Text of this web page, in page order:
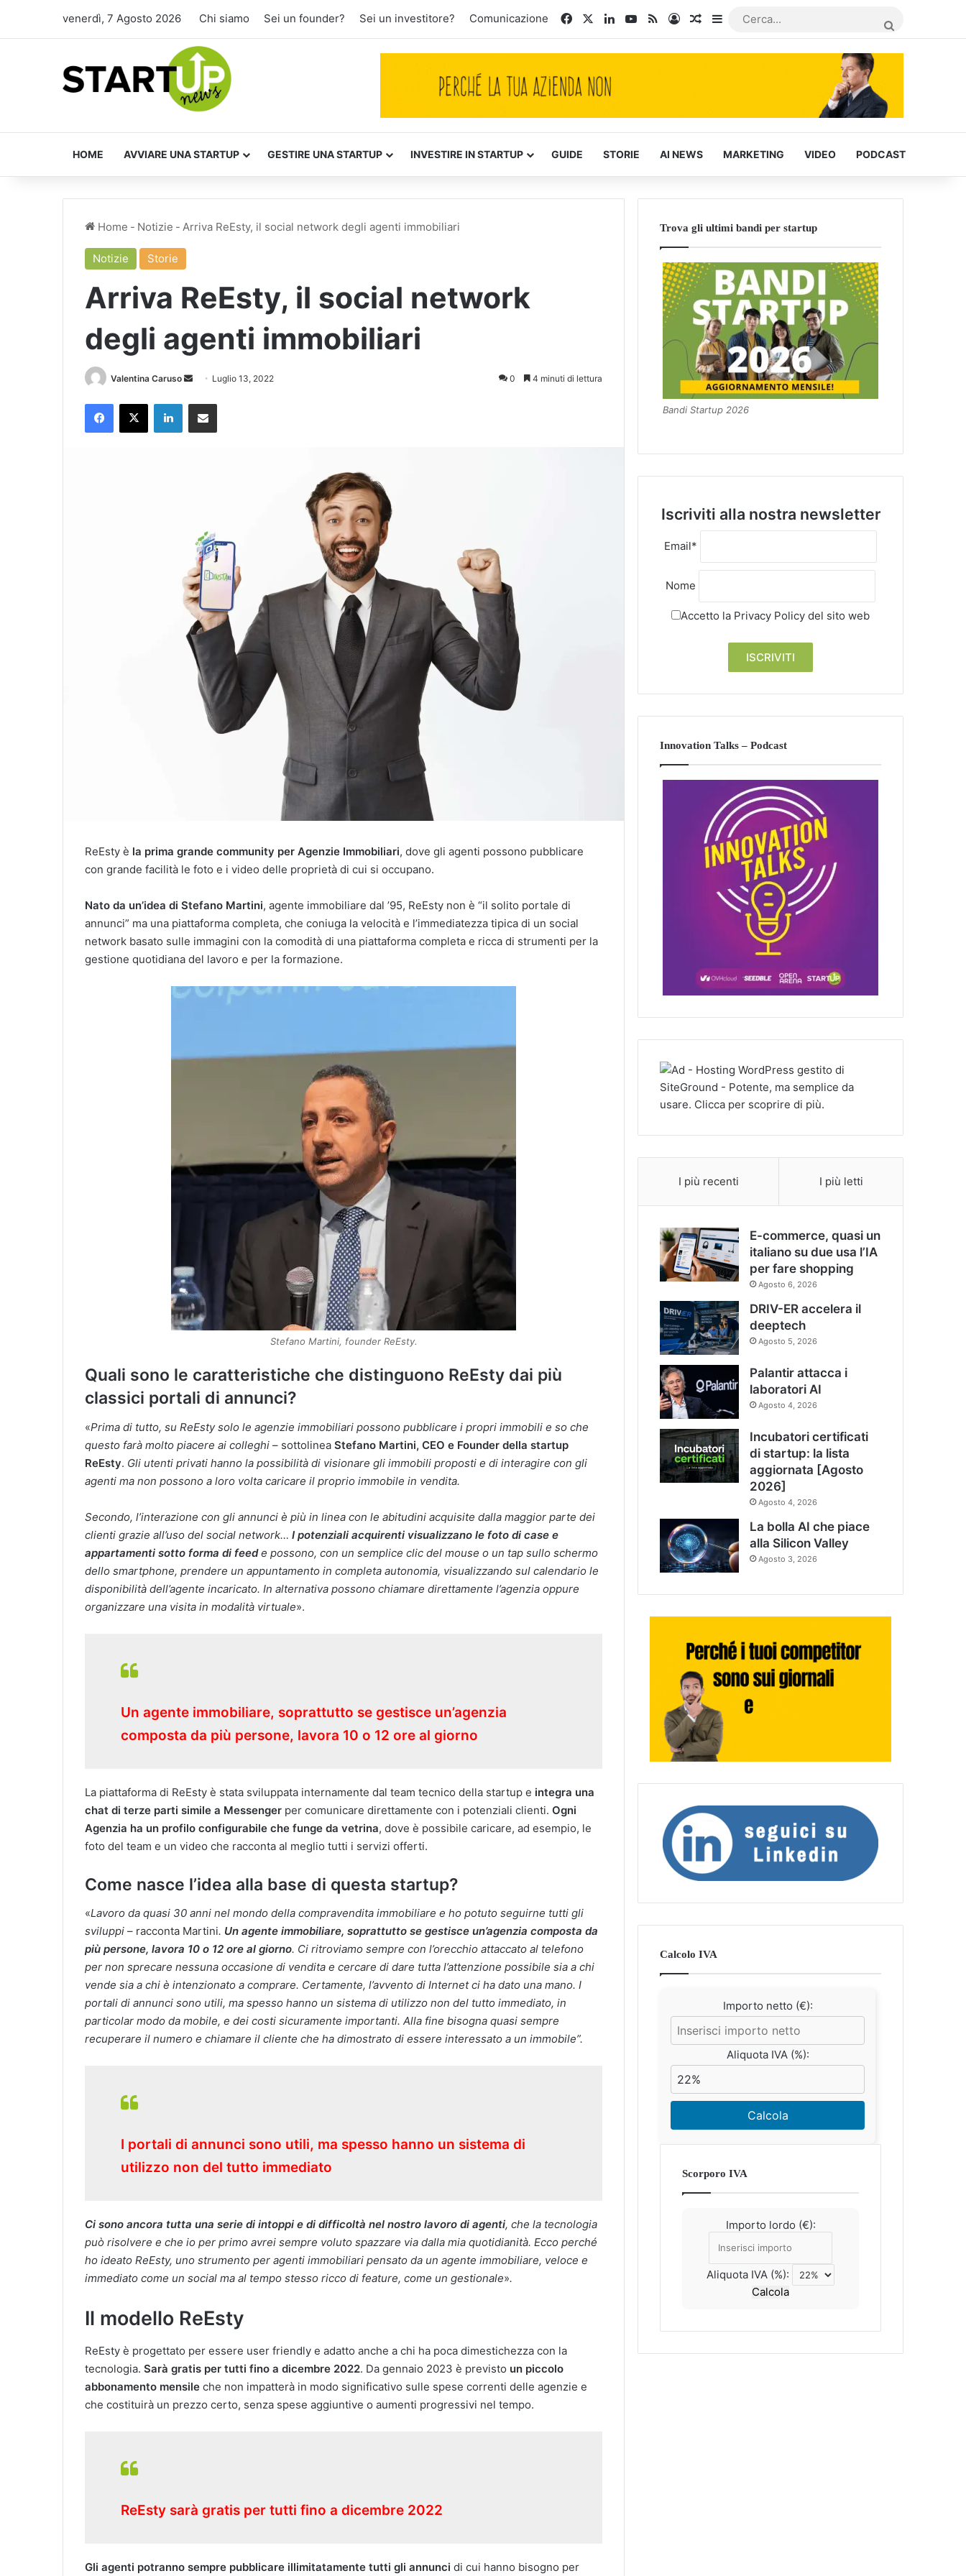
venerdì, 7 Agosto 2026 Chi siamo Sei un founder? Sei un investitore? Comunicazione FacebookLinkedInYou Tube
RSSAccediArticoli Casuali
Barra laterale
HOME AVVIARE UNA STARTUP GESTIRE UNA STARTUP INVESTIRE IN STARTUP GUIDE STORIE AI NEWS MARKETING VIDEO PODCAST
Home - Notizie - Arriva ReEsty, il social network degli agenti immobiliari
Notizie Storie
Arriva ReEsty, il social network
degli agenti immobiliari
Valentina Caruso
Invia Luglio 13, 2022 0 4 minuti di lettura
Facebook
X LinkedInCondividi via Email
ReEsty è la prima grande community per Agenzie Immobiliari, dove gli agenti possono pubblicare
con grande facilità le foto e i video delle proprietà di cui si occupano.
Nato da un’idea di Stefano Martini, agente immobiliare dal ’95, ReEsty non è “il solito portale di
annunci” ma una piattaforma completa, che coniuga la velocità e l’immediatezza tipica di un social
network basato sulle immagini con la comodità di una piattaforma completa e ricca di strumenti per la
gestione quotidiana del lavoro e per la formazione.
Stefano Martini, founder ReEsty.
Quali sono le caratteristiche che distinguono ReEsty dai più
classici portali di annunci?
«Prima di tutto, su ReEsty solo le agenzie immobiliari possono pubblicare i propri immobili e so che
questo farà molto piacere ai colleghi – sottolinea Stefano Martini, CEO e Founder della startup
ReEsty. Gli utenti privati hanno la possibilità di visionare gli immobili proposti e di interagire con gli
agenti ma non possono a loro volta caricare il proprio immobile in vendita.
Secondo, l’interazione con gli annunci è più in linea con le abitudini acquisite dalla maggior parte dei
clienti grazie all’uso del social network… I potenziali acquirenti visualizzano le foto di case e
appartamenti sotto forma di feede possono, con un semplice clic del mouse o un tap sullo schermo
dello smartphone, prendere un appuntamento in completa autonomia, visualizzando sul calendario le
disponibilità dell’agente incaricato. In alternativa possono chiamare direttamente l’agenzia oppure
organizzare una visita in modalità virtuale».
Un agente immobiliare, soprattutto se gestisce un’agenzia
composta da più persone, lavora 10 o 12 ore al giorno
La piattaforma di ReEsty è stata sviluppata internamente dal team tecnico della startup e integra una
chat di terze parti simile a Messenger per comunicare direttamente con i potenziali clienti. Ogni
Agenzia ha un profilo configurabile che funge da vetrina, dove è possibile caricare, ad esempio, le
foto del team e un video che racconta al meglio tutti i servizi offerti.
Come nasce l’idea alla base di questa startup?
«Lavoro da quasi 30 anni nel mondo della compravendita immobiliare e ho potuto seguirne tutti gli
sviluppi – racconta Martini. Un agente immobiliare, soprattutto se gestisce un’agenzia composta da
più persone, lavora 10 o 12 ore al giorno. Ci ritroviamo sempre con l’orecchio attaccato al telefono
per non sprecare nessuna occasione di vendita e cercare di dare tutta l’attenzione possibile sia a chi
vende sia a chi è intenzionato a comprare. Certamente, l’avvento di Internet ci ha dato una mano. I
portali di annunci sono utili, ma spesso hanno un sistema di utilizzo non del tutto immediato, in
particolar modo da mobile, e dei costi sicuramente importanti. Alla fine bisogna quasi sempre
recuperare il numero e chiamare il cliente che ha dimostrato di essere interessato a un immobile”.
I portali di annunci sono utili, ma spesso hanno un sistema di
utilizzo non del tutto immediato
Ci sono ancora tutta una serie di intoppi e di difficoltà nel nostro lavoro di agenti, che la tecnologia
può risolvere e che io per primo avrei sempre voluto spazzare via dalla mia quotidianità. Ecco perché
ho ideato ReEsty, uno strumento per agenti immobiliari pensato da un agente immobiliare, veloce e
immediato come un social ma al tempo stesso ricco di feature, come un gestionale».
Il modello ReEsty
ReEsty è progettato per essere user friendly e adatto anche a chi ha poca dimestichezza con la
tecnologia. Sarà gratis per tutti fino a dicembre 2022. Da gennaio 2023 è previsto un piccolo
abbonamento mensile che non impatterà in modo significativo sulle spese correnti delle agenzie e
che costituirà un prezzo certo, senza spese aggiuntive o aumenti progressivi nel tempo.
ReEsty sarà gratis per tutti fino a dicembre 2022
Gli agenti potranno sempre pubblicare illimitatamente tutti gli annunci di cui hanno bisogno per
Trova gli ultimi bandi per startup
Bandi Startup 2026
Iscriviti alla nostra newsletter
Email*
Nome
Accetto la Privacy Policy del sito web
Innovation Talks – Podcast
I più recenti I più letti
E-commerce, quasi un
italiano su due usa l’IA
per fare shopping
Agosto 6, 2026
DRIV-ER accelera il
deeptech
Agosto 5, 2026
Palantir attacca i
laboratori AI
Agosto 4, 2026
Incubatori certificati
di startup: la lista
aggiornata [Agosto
2026]
Agosto 4, 2026
La bolla AI che piace
alla Silicon Valley
Agosto 3, 2026
Calcolo IVA
Importo netto (€):
Aliquota IVA (%):
Calcola
Scorporo IVA
Importo lordo (€):
Aliquota IVA (%):
Calcola